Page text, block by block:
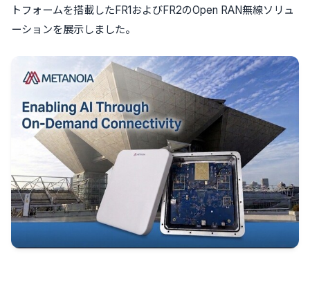
トフォームを搭載したFR1およびFR2のOpen RAN無線ソリュ
ーションを展示しました。